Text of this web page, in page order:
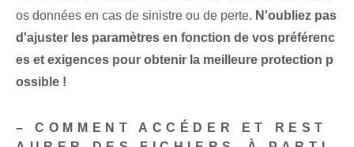
os données en cas de sinistre ou de perte. N'oubliez pas
d'ajuster les paramètres en fonction de vos préférenc
es et exigences pour obtenir la meilleure protection p
ossible !
– COMMENT ACCÉDER ET REST